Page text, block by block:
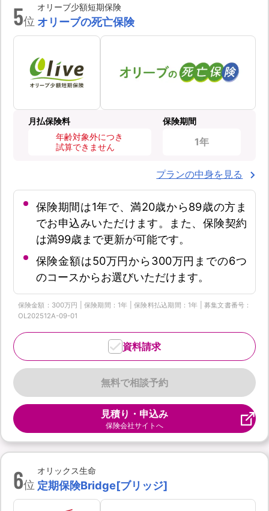
5位
オリーブ少額短期保険
オリーブの死亡保険
月払保険料
年齢対象外につき
試算できません
保険期間
1年
プランの中身を見る
保険期間は1年で、満20歳から89歳の方ま
でお申込みいただけます。また、保険契約
は満99歳まで更新が可能です。
保険金額は50万円から300万円までの6つ
のコースからお選びいただけます。
保険金額：300万円 | 保険期間：1年 | 保険料払込期間：1年 | 募集文書番号：
OL202512A-09-01
無料で相談予約
資料請求
見積り・申込み
保険会社サイトへ
6位
オリックス生命
定期保険Bridge[ブリッジ]